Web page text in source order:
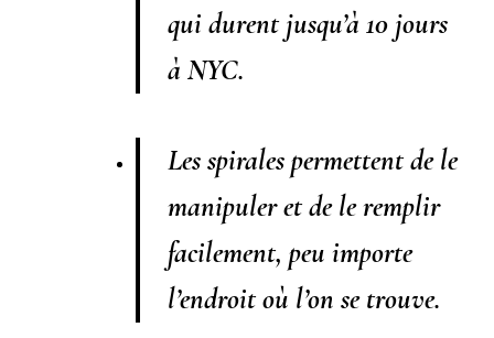
qui durent jusqu’à 10 jours
à NYC.
Les spirales permettent de le
manipuler et de le remplir
facilement, peu importe
l’endroit où l’on se trouve.